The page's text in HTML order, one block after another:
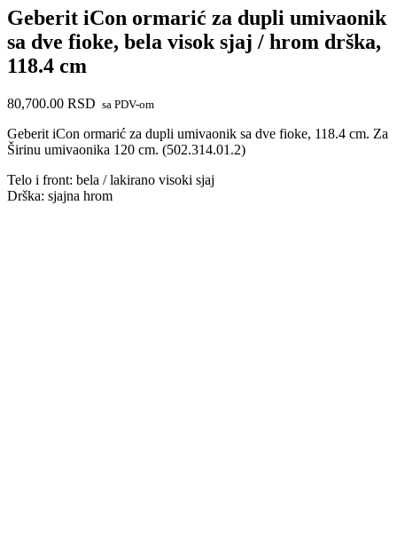
Geberit iCon ormarić za dupli umivaonik
sa dve fioke, bela visok sjaj / hrom drška,
118.4 cm
80,700.00 RSD sa PDV-om
Geberit iCon ormarić za dupli umivaonik sa dve fioke, 118.4 cm. Za
Širinu umivaonika 120 cm. (502.314.01.2)
Telo i front: bela / lakirano visoki sjaj
Drška: sjajna hrom